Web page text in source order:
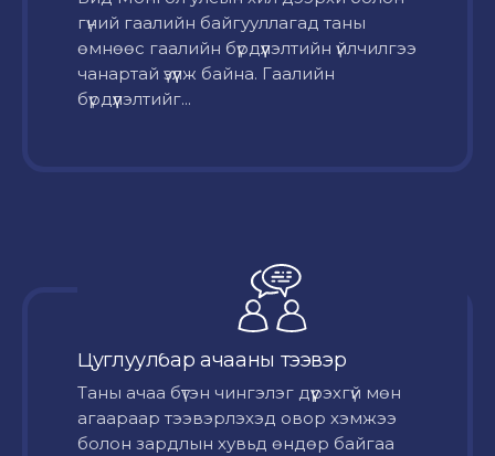
гүний гаалийн байгууллагад таны
өмнөөс гаалийн бүрдүүлэлтийн үйлчилгээ
чанартай үзүүлж байна. Гаалийн
бүрдүүлэлтийг...
Цуглуулбар ачааны тээвэр
Таны ачаа бүтэн чингэлэг дүүрэхгүй мөн
агаараар тээвэрлэхэд овор хэмжээ
болон зардлын хувьд өндөр байгаа